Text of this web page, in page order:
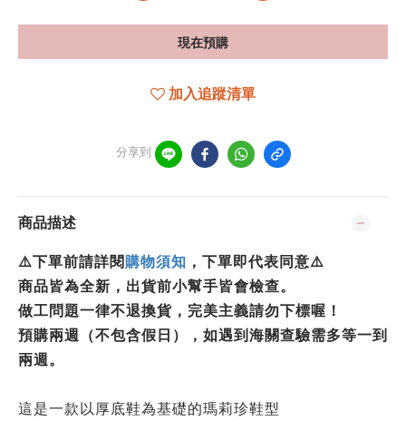
現在預購
加入追蹤清單
分享到
商品描述
⚠️下單前請詳閱 購物須知 ，下單即代表同意⚠️
商品皆為全新，出貨前小幫手皆會檢查。
做工問題一律不退換貨，完美主義請勿下標喔！
預購兩週（不包含假日），如遇到海關查驗需多等一到
兩週。
這是一款以厚底鞋為基礎的瑪莉珍鞋型